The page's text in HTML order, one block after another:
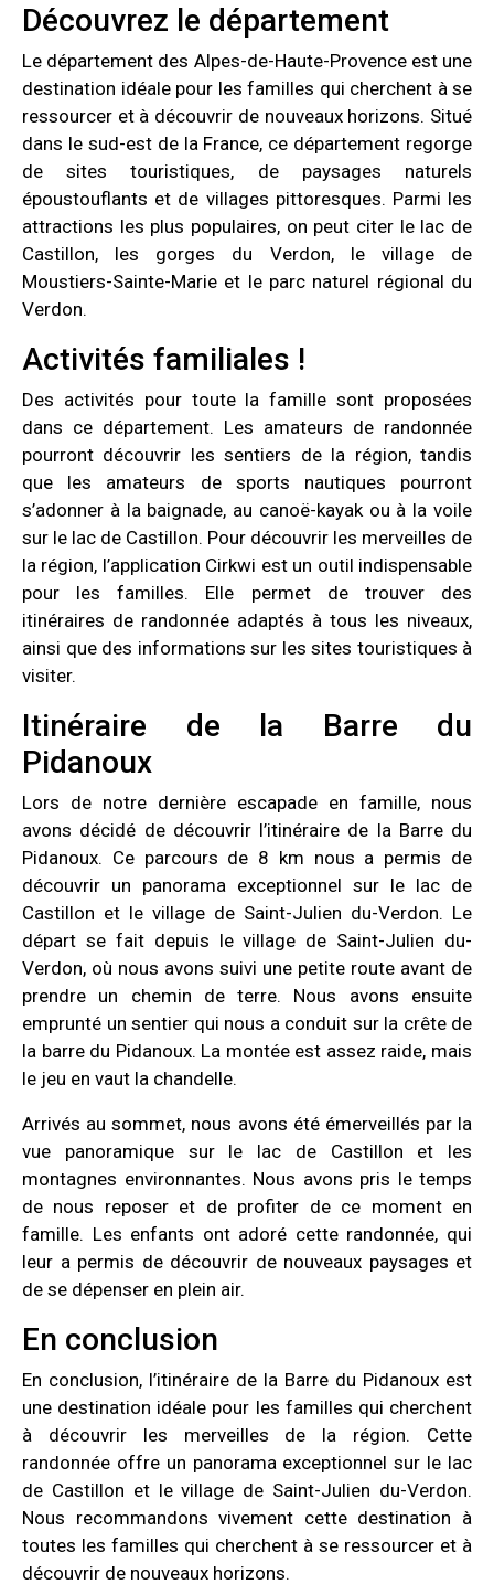
Découvrez le département
Le département des Alpes-de-Haute-Provence est une
destination idéale pour les familles qui cherchent à se
ressourcer et à découvrir de nouveaux horizons. Situé
dans le sud-est de la France, ce département regorge
de sites touristiques, de paysages naturels
époustouflants et de villages pittoresques. Parmi les
attractions les plus populaires, on peut citer le lac de
Castillon, les gorges du Verdon, le village de
Moustiers-Sainte-Marie et le parc naturel régional du
Verdon.
Activités familiales !
Des activités pour toute la famille sont proposées
dans ce département. Les amateurs de randonnée
pourront découvrir les sentiers de la région, tandis
que les amateurs de sports nautiques pourront
s’adonner à la baignade, au canoë-kayak ou à la voile
sur le lac de Castillon. Pour découvrir les merveilles de
la région, l’application Cirkwi est un outil indispensable
pour les familles. Elle permet de trouver des
itinéraires de randonnée adaptés à tous les niveaux,
ainsi que des informations sur les sites touristiques à
visiter.
Itinéraire de la Barre du
Pidanoux
Lors de notre dernière escapade en famille, nous
avons décidé de découvrir l’itinéraire de la Barre du
Pidanoux. Ce parcours de 8 km nous a permis de
découvrir un panorama exceptionnel sur le lac de
Castillon et le village de Saint-Julien du-Verdon. Le
départ se fait depuis le village de Saint-Julien du-
Verdon, où nous avons suivi une petite route avant de
prendre un chemin de terre. Nous avons ensuite
emprunté un sentier qui nous a conduit sur la crête de
la barre du Pidanoux. La montée est assez raide, mais
le jeu en vaut la chandelle.
Arrivés au sommet, nous avons été émerveillés par la
vue panoramique sur le lac de Castillon et les
montagnes environnantes. Nous avons pris le temps
de nous reposer et de profiter de ce moment en
famille. Les enfants ont adoré cette randonnée, qui
leur a permis de découvrir de nouveaux paysages et
de se dépenser en plein air.
En conclusion
En conclusion, l’itinéraire de la Barre du Pidanoux est
une destination idéale pour les familles qui cherchent
à découvrir les merveilles de la région. Cette
randonnée offre un panorama exceptionnel sur le lac
de Castillon et le village de Saint-Julien du-Verdon.
Nous recommandons vivement cette destination à
toutes les familles qui cherchent à se ressourcer et à
découvrir de nouveaux horizons.